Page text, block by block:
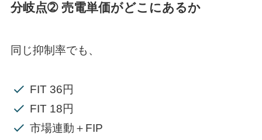
分岐点➁ 売電単価がどこにあるか
同じ抑制率でも、
FIT 36円
FIT 18円
市場連動＋FIP